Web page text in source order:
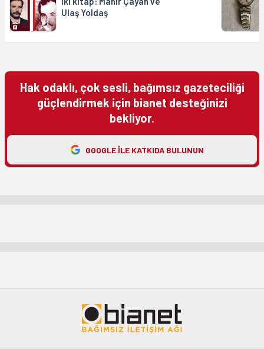
Ulaş Yoldaş
Hak odaklı, çok sesli, bağımsız gazeteciliği
güçlendirmek için bianet desteğinizi
bekliyor.
GOOGLE ILE KATKIDA BULUNUN